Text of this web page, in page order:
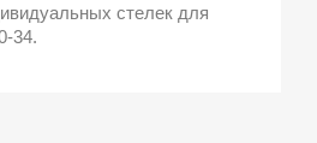
стелек для
34.